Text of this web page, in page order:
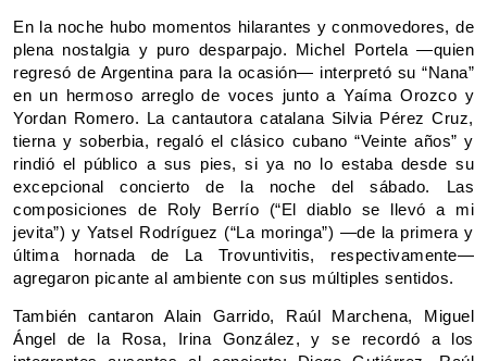
En la noche hubo momentos hilarantes y conmovedores, de
plena nostalgia y puro desparpajo. Michel Portela —quien
regresó de Argentina para la ocasión— interpretó su “Nana”
en un hermoso arreglo de voces junto a Yaíma Orozco y
Yordan Romero. La cantautora catalana Silvia Pérez Cruz,
tierna y soberbia, regaló el clásico cubano “Veinte años” y
rindió el público a sus pies, si ya no lo estaba desde su
excepcional concierto de la noche del sábado. Las
composiciones de Roly Berrío (“El diablo se llevó a mi
jevita”) y Yatsel Rodríguez (“La moringa”) —de la primera y
última hornada de La Trovuntivitis, respectivamente—
agregaron picante al ambiente con sus múltiples sentidos.
También cantaron Alain Garrido, Raúl Marchena, Miguel
Ángel de la Rosa, Irina González, y se recordó a los